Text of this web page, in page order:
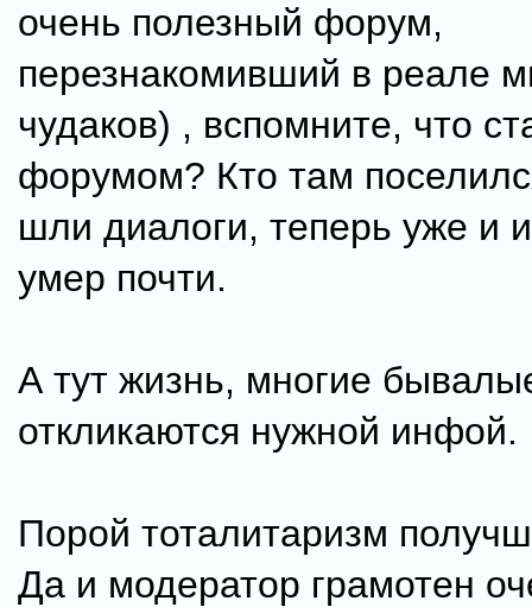
очень полезный форум,
перезнакомивший в реале
чудаков) , вспомните, что
форумом? Кто там
шли диалоги, теперь уже и
умер почти.
А тут жизнь, многие
откликаются нужной инфой.
Порой тоталитаризм
Да и модератор грамотен